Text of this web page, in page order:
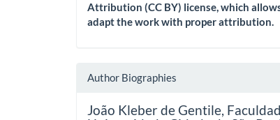
Attribution (CC BY) license, which
adapt the work with proper attribution.
Author Biographies
João Kleber de Gentile,